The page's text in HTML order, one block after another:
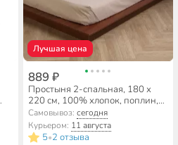
Лучшая цена
889 ₽
Простыня 2-спальная, 180 х
220 см, 100% хлопок, поплин,
110 г/м2, бежевая, Silvano,
Узбекистан
Самовывоз: сегодня
Курьером: 11 августа
5•2 отзыва